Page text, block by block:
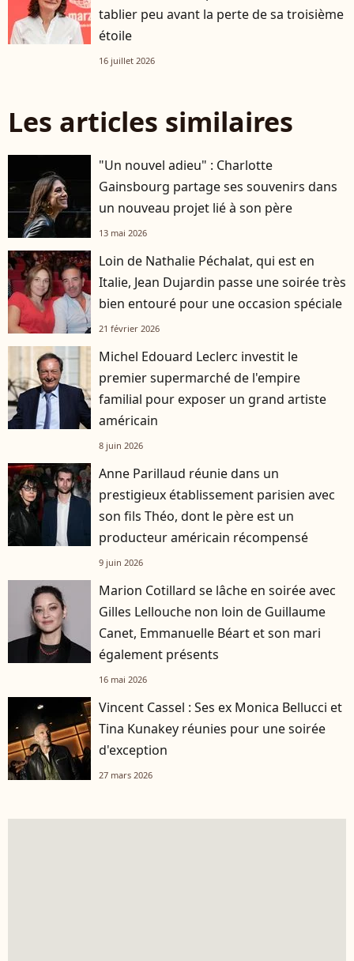
tablier peu avant la perte de sa troisième
étoile
16 juillet 2026
Les articles similaires
"Un nouvel adieu" : Charlotte
Gainsbourg partage ses souvenirs dans
un nouveau projet lié à son père
13 mai 2026
Loin de Nathalie Péchalat, qui est en
Italie, Jean Dujardin passe une soirée très
bien entouré pour une occasion spéciale
21 février 2026
Michel Edouard Leclerc investit le
premier supermarché de l'empire
familial pour exposer un grand artiste
américain
8 juin 2026
Anne Parillaud réunie dans un
prestigieux établissement parisien avec
son fils Théo, dont le père est un
producteur américain récompensé
9 juin 2026
Marion Cotillard se lâche en soirée avec
Gilles Lellouche non loin de Guillaume
Canet, Emmanuelle Béart et son mari
également présents
16 mai 2026
Vincent Cassel : Ses ex Monica Bellucci et
Tina Kunakey réunies pour une soirée
d'exception
27 mars 2026